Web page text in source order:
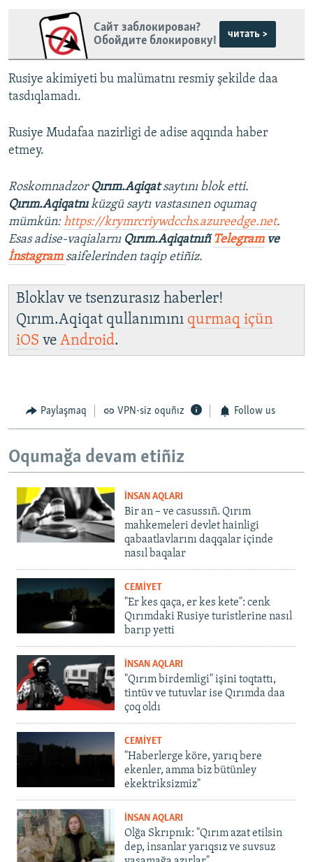
Сайт заблокирован?
Обойдите блокировку!
читать >
Rusiye akimiyeti bu malümatnı resmiy şekilde daa
tasdıqlamadı.
Rusiye Mudafaa nazirligi de adise aqqında haber
etmey.
Roskomnadzor Qırım.Aqiqatsaytını blok etti.
Qırım.Aqiqatnıküzgü saytı vastasınen oqumaq
mümkün:https://krymrcriywdcchs.azureedge.net.
Esas adise-vaqialarnı Qırım.Aqiqatnıñ Telegramve
İnstagram saifelerinden taqip etiñiz.
Bloklav ve tsenzurasız haberler!
Qırım.Aqiqat qullanımını qurmaq içün
iOS ve Android.
Paylaşmaq VPN-siz oquñız Follow us
Oqumağa devam etiñiz
İNSAN AQLARI
Bir an – ve casussıñ. Qırım
mahkemeleri devlet hainligi
qabaatlavlarını daqqalar içinde
nasıl baqalar
CEMİYET
"Er kes qaça, er kes kete": cenk
Qırımdaki Rusiye turistlerine nasıl
barıp yetti
İNSAN AQLARI
"Qırım birdemligi" işini toqtattı,
tintüv ve tutuvlar ise Qırımda daa
çoq oldı
CEMİYET
"Haberlerge köre, yarıq bere
ekenler, amma biz bütünley
ekektriksizmiz"
İNSAN AQLARI
Olğa Skrıpnık: "Qırım azat etilsin
dep, insanlar yarıqsız ve suvsuz